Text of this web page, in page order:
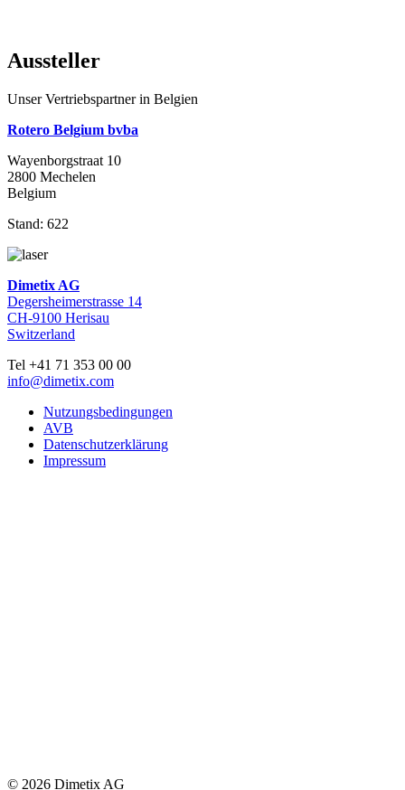
Aussteller
Unser Vertriebspartner in Belgien
Rotero Belgium bvba
Wayenborgstraat 10
2800 Mechelen
Belgium
Stand: 622
Dimetix AG
Degersheimerstrasse 14
CH-9100 Herisau
Switzerland
Tel +41 71 353 00 00
info@dimetix.com
Nutzungsbedingungen
AVB
Datenschutzerklärung
Impressum
© 2026 Dimetix AG